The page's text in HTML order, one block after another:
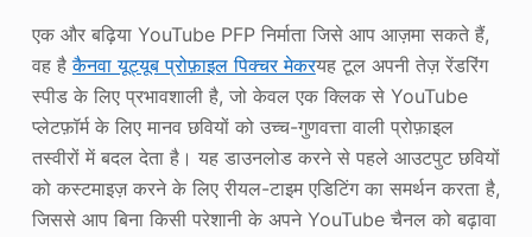
एक और बढ़िया YouTube PFP निर्माता जिसे आप आज़मा सकते हैं,
वह हैकैनवा यूट्यूब प्रोफ़ाइल पिक्चर मेकरयह टूल अपनी तेज़ रेंडरिंग
स्पीड के लिए प्रभावशाली है, जो केवल एक क्लिक से YouTube
प्लेटफ़ॉर्म के लिए मानव छवियों को उच्च-गुणवत्ता वाली प्रोफ़ाइल
तस्वीरों में बदल देता है। यह डाउनलोड करने से पहले आउटपुट छवियों
को कस्टमाइज़ करने के लिए रीयल-टाइम एडिटिंग का समर्थन करता है,
जिससे आप बिना किसी परेशानी के अपने YouTube चैनल को बढ़ावा